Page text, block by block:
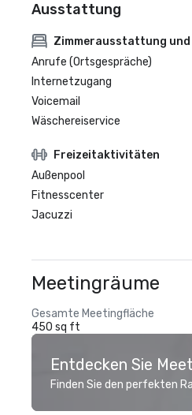
Ausstattung
Zimmerausstattung und
Anrufe (Ortsgespräche)
Internetzugang
Voicemail
Wäschereiservice
Freizeitaktivitäten
Außenpool
Fitnesscenter
Jacuzzi
Meetingräume
Gesamte Meetingfläche
450 sq ft
Entdecken Sie
Finden Sie den perfekten